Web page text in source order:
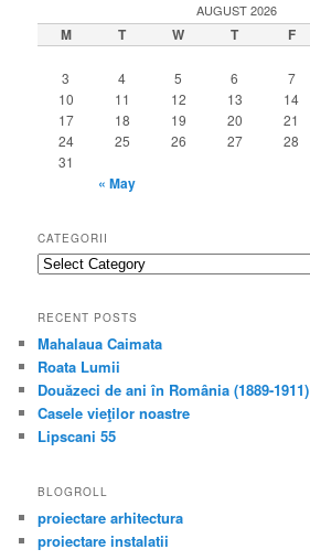
AUGUST 2026
M T W T F
3
4 5 6 7
10
11 12 13 14
17
18 19 20 21
24
25 26 27 28
31
« May
CATEGORII
categorii
RECENT POSTS
Mahalaua Caimata
Roata Lumii
Douăzeci de ani în România (1889-1911)
Casele vieţilor noastre
Lipscani 55
BLOGROLL
proiectare arhitectura
proiectare instalatii